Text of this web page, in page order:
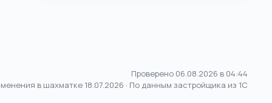
Проверено 06.08.2026 в 04:44
в шахматке 18.07.2026 · По данным застройщика из 1С